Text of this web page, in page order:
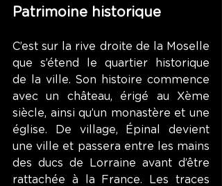
Patrimoine historique
C’est sur la rive droite de la Moselle
que s’étend le quartier historique
de la ville. Son histoire commence
avec un château, érigé au Xème
siècle, ainsi qu’un monastère et une
église. De village, Épinal devient
une ville et passera entre les mains
des ducs de Lorraine avant d’être
rattachée à la France. Les traces